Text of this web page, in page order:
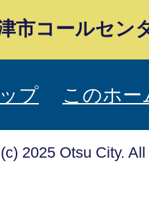
市コールセン
プ このホ
2025 Otsu City.